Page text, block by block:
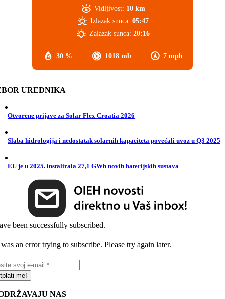
30 % 1018 mb 7 mph
Vidljivost: 10 km
Izlazak sunca: 05:47
Zalazak sunca: 20:16
UREDNIKA
Otvorene prijave za Solar Flex Croatia 2026
Slaba hidrologija i nedostatak solarnih kapaciteta povećali uvoz u Q3 2025
EU je u 2025. instalirala 27,1 GWh novih baterijskih sustava
been successfully subscribed.
an error trying to subscribe. Please try again later.
me!
NAS